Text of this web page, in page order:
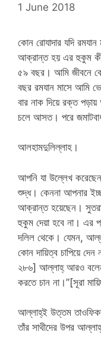
1 June 2018
কোন রোযাদার যদি
আক্রান্ত হয় এর হুকুম
৫৯ বছর। আমি জীবনে
বছর রমযান মাসে আমি
বার নাক দিয়ে রক্ত
চলে আসত। পরে
আলহামদুলিল্লাহ।
আপনি যা উল্লেখ
শুদ্ধ। কেননা আপনার
আক্রান্ত হয়েছেন।
হুকুম দেয়া হবে না। এর
দলিল থেকে। যেমন,
কোন দায়িত্ব চাপিয়ে দেন
২৮৬] আল্লাহ্‌ আরও
করতে চান না।”[সূরা
আল্লাহ্‌ই উত্তম
তাঁর সাথীদের উপর